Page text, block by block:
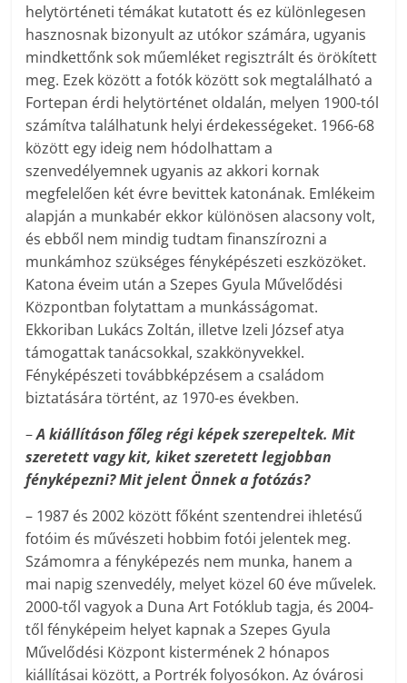
helytörténeti témákat kutatott és ez különlegesen
hasznosnak bizonyult az utókor számára, ugyanis
mindkettőnk sok műemléket regisztrált és örökített
meg. Ezek között a fotók között sok megtalálható a
Fortepan érdi helytörténet oldalán, melyen 1900-tól
számítva találhatunk helyi érdekességeket. 1966-68
között egy ideig nem hódolhattam a
szenvedélyemnek ugyanis az akkori kornak
megfelelően két évre bevittek katonának. Emlékeim
alapján a munkabér ekkor különösen alacsony volt,
és ebből nem mindig tudtam finanszírozni a
munkámhoz szükséges fényképészeti eszközöket.
Katona éveim után a Szepes Gyula Művelődési
Központban folytattam a munkásságomat.
Ekkoriban Lukács Zoltán, illetve Izeli József atya
támogattak tanácsokkal, szakkönyvekkel.
Fényképészeti továbbképzésem a családom
biztatására történt, az 1970-es években.
–A kiállításon főleg régi képek szerepeltek. Mit
szeretett vagy kit, kiket szeretett legjobban
fényképezni? Mit jelent Önnek a fotózás?
– 1987 és 2002 között főként szentendrei ihletésű
fotóim és művészeti hobbim fotói jelentek meg.
Számomra a fényképezés nem munka, hanem a
mai napig szenvedély, melyet közel 60 éve művelek.
2000-től vagyok a Duna Art Fotóklub tagja, és 2004-
től fényképeim helyet kapnak a Szepes Gyula
Művelődési Központ kistermének 2 hónapos
kiállításai között, a Portrék folyosókon. Az óvárosi